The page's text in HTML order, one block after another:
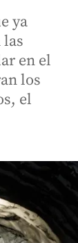
ya
en el
los
el